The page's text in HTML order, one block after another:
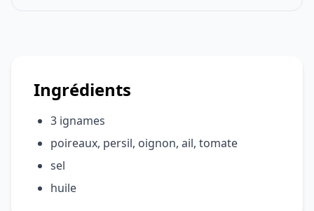
Ingrédients
3 ignames
poireaux, persil, oignon, ail, tomate
sel
huile